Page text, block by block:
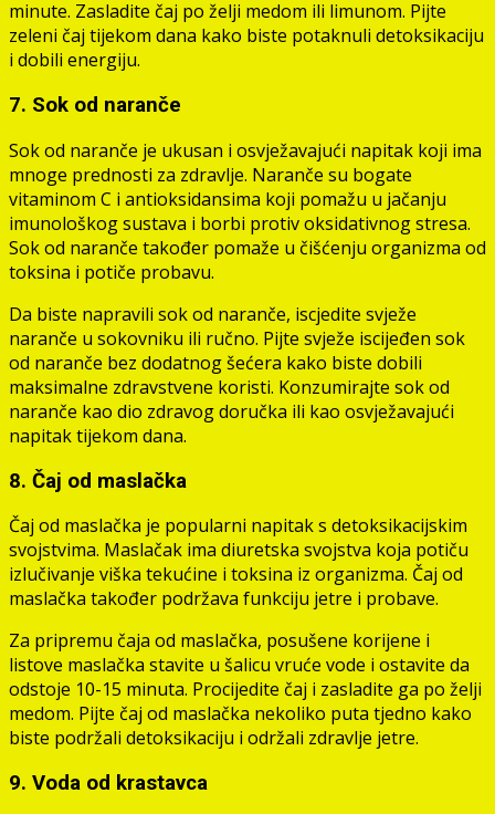
minute. Zasladite čaj po želji medom ili limunom. Pijte
zeleni čaj tijekom dana kako biste potaknuli detoksikaciju
i dobili energiju.
7. Sok od naranče
Sok od naranče je ukusan i osvježavajući napitak koji ima
mnoge prednosti za zdravlje. Naranče su bogate
vitaminom C i antioksidansima koji pomažu u jačanju
imunološkog sustava i borbi protiv oksidativnog stresa.
Sok od naranče također pomaže u čišćenju organizma od
toksina i potiče probavu.
Da biste napravili sok od naranče, iscjedite svježe
naranče u sokovniku ili ručno. Pijte svježe iscijeđen sok
od naranče bez dodatnog šećera kako biste dobili
maksimalne zdravstvene koristi. Konzumirajte sok od
naranče kao dio zdravog doručka ili kao osvježavajući
napitak tijekom dana.
8. Čaj od maslačka
Čaj od maslačka je popularni napitak s detoksikacijskim
svojstvima. Maslačak ima diuretska svojstva koja potiču
izlučivanje viška tekućine i toksina iz organizma. Čaj od
maslačka također podržava funkciju jetre i probave.
Za pripremu čaja od maslačka, posušene korijene i
listove maslačka stavite u šalicu vruće vode i ostavite da
odstoje 10-15 minuta. Procijedite čaj i zasladite ga po želji
medom. Pijte čaj od maslačka nekoliko puta tjedno kako
biste podržali detoksikaciju i održali zdravlje jetre.
9. Voda od krastavca